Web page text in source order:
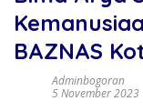
BAZNAS
Adminbogoran
5 November 2023